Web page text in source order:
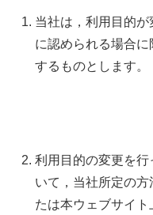
当社は，利用目的
に認められる場合
するものとします。
利用目的の変更を
いて，当社所定の
たは本ウェブサイト